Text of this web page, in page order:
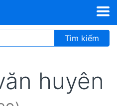
Tìm kiếm
huyên